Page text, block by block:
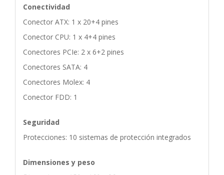
Conectividad
Conector ATX: 1 x 20+4 pines
Conector CPU: 1 x 4+4 pines
Conectores PCIe: 2 x 6+2 pines
Conectores SATA: 4
Conectores Molex: 4
Conector FDD: 1
Seguridad
Protecciones: 10 sistemas de protección integrados
Dimensiones y peso